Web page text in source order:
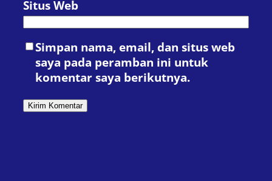
Situs Web
Simpan nama, email, dan situs web
saya pada peramban ini untuk
komentar saya berikutnya.